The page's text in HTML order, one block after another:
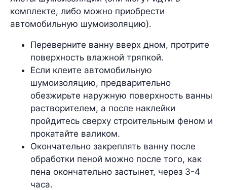
комплекте, либо можно приобрести
автомобильную шумоизоляцию).
Переверните ванну вверх дном, протрите
поверхность влажной тряпкой.
Если клеите автомобильную
шумоизоляцию, предварительно
обезжирьте наружную поверхность ванны
растворителем, а после наклейки
пройдитесь сверху строительным феном и
прокатайте валиком.
Окончательно закреплять ванну после
обработки пеной можно после того, как
пена окончательно застынет, через 3-4
часа.